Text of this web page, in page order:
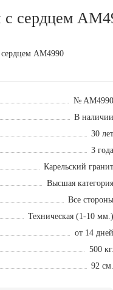
с сердцем
№ AM4990
В наличии
30 лет
3 года
Карельский гранит
Высшая категория
Все стороны
Техническая (1-10 мм.)
от 14 дней
500 кг.
92 см.